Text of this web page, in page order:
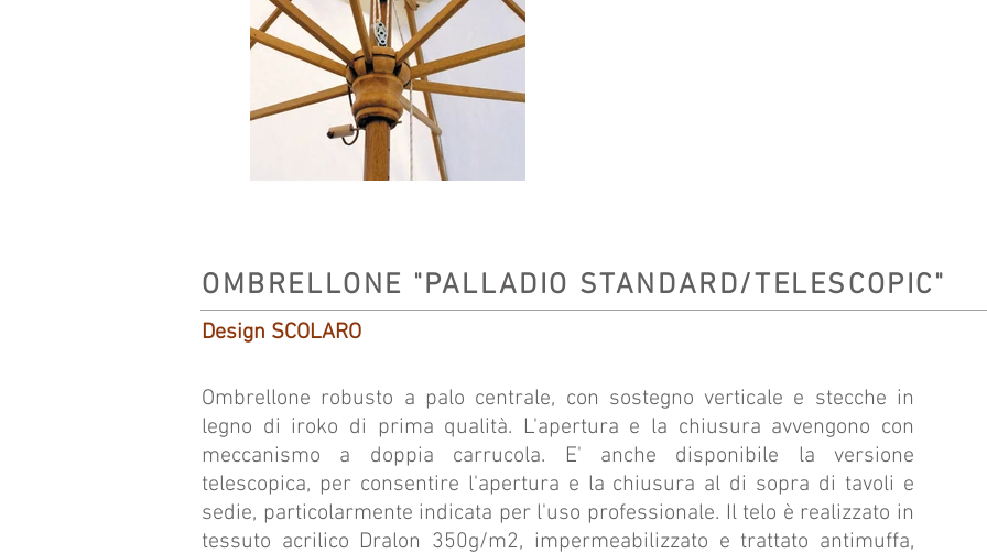
OMBRELLONE "PALLADIO STANDARD/TELESCOPIC"
Design SCOLARO
Ombrellone robusto a palo centrale, con sostegno verticale e stecche in
legno di iroko di prima qualità. L'apertura e la chiusura avvengono con
meccanismo a doppia carrucola. E' anche disponibile la versione
telescopica, per consentire l'apertura e la chiusura al di sopra di tavoli e
sedie, particolarmente indicata per l'uso professionale. Il telo è realizzato in
tessuto acrilico Dralon 350g/m2, impermeabilizzato e trattato antimuffa,